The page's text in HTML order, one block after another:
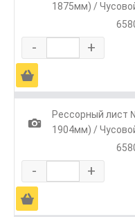
1875мм) /
- +
Ä
1
Рессорный лист
1904мм) /
- +
Ä